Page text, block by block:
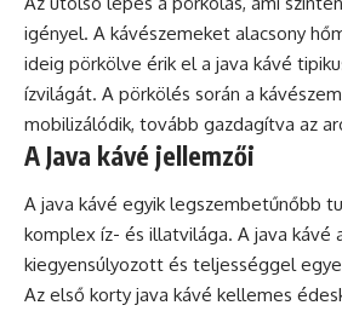
igényel. A kávészemeket alacsony
ideig pörkölve érik el a java kávé
ízvilágát. A pörkölés során a
mobilizálódik, tovább gazdagítva az
A Java kávé jellemzői
A java kávé egyik legszembetűnőbb
komplex íz- és illatvilága. A java kávé
kiegyensúlyozott és teljességgel
Az első korty java kávé kellemes